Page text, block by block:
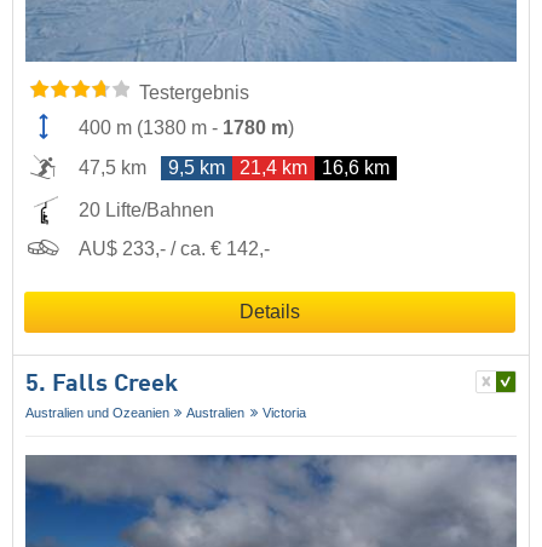
Testergebnis
400 m (1380 m - 1780 m)
47,5 km
9,5 km 21,4 km 16,6 km
20 Lifte/Bahnen
AU$ 233,- / ca. € 142,-
Details
5. Falls Creek
Australien und Ozeanien Australien Victoria